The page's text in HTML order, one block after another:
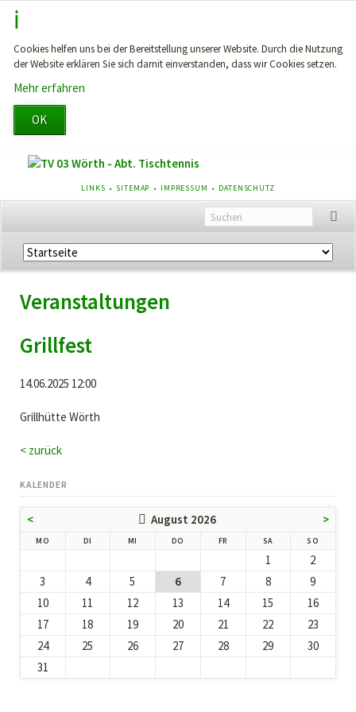
Cookies helfen uns bei der Bereitstellung unserer Website. Durch die Nutzung
der Website erklären Sie sich damit einverstanden, dass wir Cookies setzen.
Mehr erfahren
OK
NAVIGATION
ÜBERSPRINGEN
LINKS SITEMAP IMPRESSUM DATENSCHUTZ
Navigation
überspringen
Veranstaltungen
Grillfest
14.06.2025 12:00
Grillhütte Wörth
< zurück
KALENDER
< August 2026 >
MO DI MI DO NNERSTAG
FR SA SO
1
2
3
4 5 6 7 8
9
10
11 12 13 14 15
16
17
18 19 20 21 22
23
24
25 26 27 28 29
30
31